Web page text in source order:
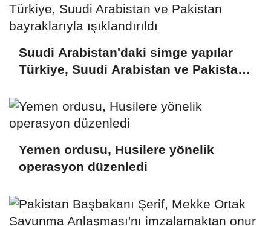
Suudi Arabistan'daki simge yapılar
Türkiye, Suudi Arabistan ve Pakistan
Yemen ordusu, Husilere yönelik
operasyon düzenledi